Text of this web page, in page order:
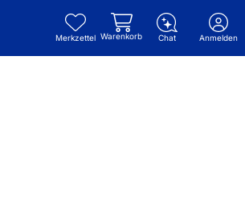
Merkzettel Warenkorb Chat Anmelden